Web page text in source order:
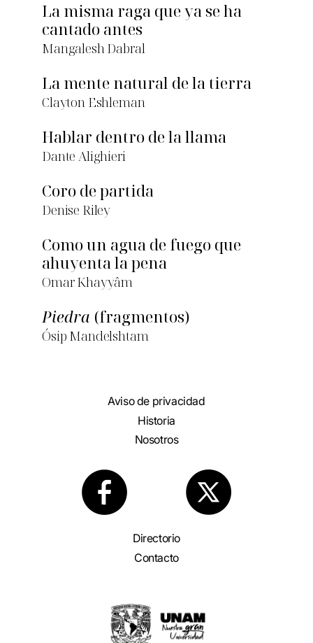
La misma raga que ya se ha
cantado antes
Mangalesh Dabral
La mente natural de la tierra
Clayton Eshleman
Hablar dentro de la llama
Dante Alighieri
Coro de partida
Denise Riley
Como un agua de fuego que
ahuyenta la pena
Omar Khayyâm
Piedra (fragmentos)
Ósip Mandelshtam
Aviso de privacidad
Historia
Nosotros
Directorio
Contacto